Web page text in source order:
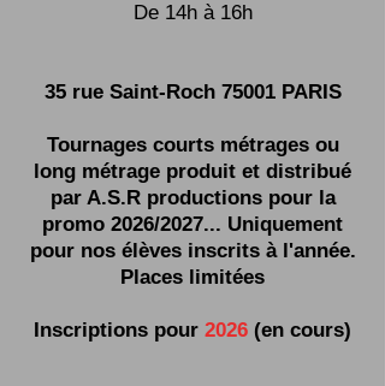
De 14h à 16h
35 rue Saint-Roch 75001 PARIS
Tournages courts métrages ou
long métrage produit et distribué
par A.S.R productions pour la
promo 2026/2027... Uniquement
pour nos élèves inscrits à l'année.
Places limitées
Inscriptions pour 2026 (en cours)